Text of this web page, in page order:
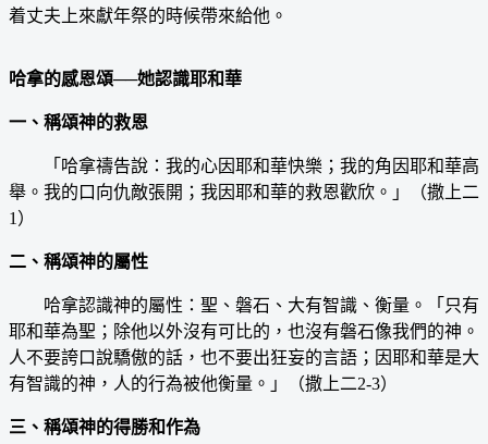
着丈夫上來獻年祭的時候帶來給他。
哈拿的感恩頌──她認識耶和華
一、稱頌神的救恩
「哈拿禱告說：我的心因耶和華快樂；我的角因耶和華高
舉。我的口向仇敵張開；我因耶和華的救恩歡欣。」（撒上二
1）
二、稱頌神的屬性
哈拿認識神的屬性：聖、磐石、大有智識、衡量。「只有
耶和華為聖；除他以外沒有可比的，也沒有磐石像我們的神。
人不要誇口說驕傲的話，也不要出狂妄的言語；因耶和華是大
有智識的神，人的行為被他衡量。」（撒上二2-3）
三、稱頌神的得勝和作為